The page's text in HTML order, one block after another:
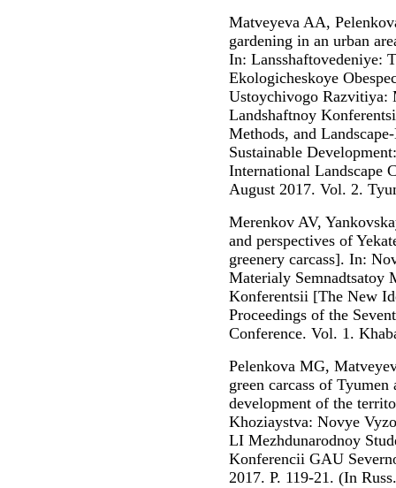
Matveyeva AA,
gardening in an urban
In: Lansshaftovedeniye:
Ekologicheskoye
Ustoychivogo Razvitiya:
Landshaftnoy
Methods, and
Sustainable
International Landscape
August 2017. Vol. 2.
Merenkov AV,
and perspectives of
greenery carcass]. In:
Materialy Semnadtsatoy
Konferentsii [The New
Proceedings of the
Conference. Vol. 1.
Pelenkova MG,
green carcass of
development of the
Khoziaystva: Novye
LI Mezhdunarodnoy
Konferencii GAU
2017. P. 119-21. (In